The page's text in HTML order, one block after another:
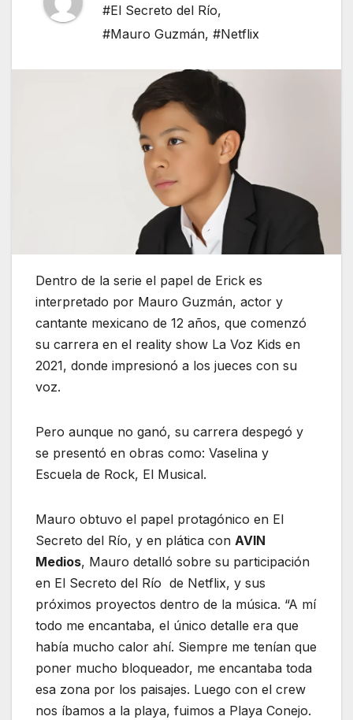
#El Secreto del Río,
#Mauro Guzmán, #Netflix
Dentro de la serie el papel de Erick es
interpretado por Mauro Guzmán, actor y
cantante mexicano de 12 años, que comenzó
su carrera en el reality show La Voz Kids en
2021, donde impresionó a los jueces con su
voz.
Pero aunque no ganó, su carrera despegó y
se presentó en obras como: Vaselina y
Escuela de Rock, El Musical.
Mauro obtuvo el papel protagónico en El
Secreto del Río, y en plática con AVIN
Medios, Mauro detalló sobre su participación
en El Secreto del Río de Netflix, y sus
próximos proyectos dentro de la música. “A mí
todo me encantaba, el único detalle era que
había mucho calor ahí. Siempre me tenían que
poner mucho bloqueador, me encantaba toda
esa zona por los paisajes. Luego con el crew
nos íbamos a la playa, fuimos a Playa Conejo.